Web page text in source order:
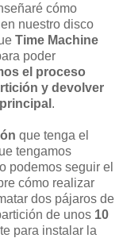
cómo
en nuestro disco
Time Machine
poder
el proceso
y devolver
.
que tenga el
tengamos
podemos seguir el
cómo realizar
dos pájaros de
de unos 10
para instalar la